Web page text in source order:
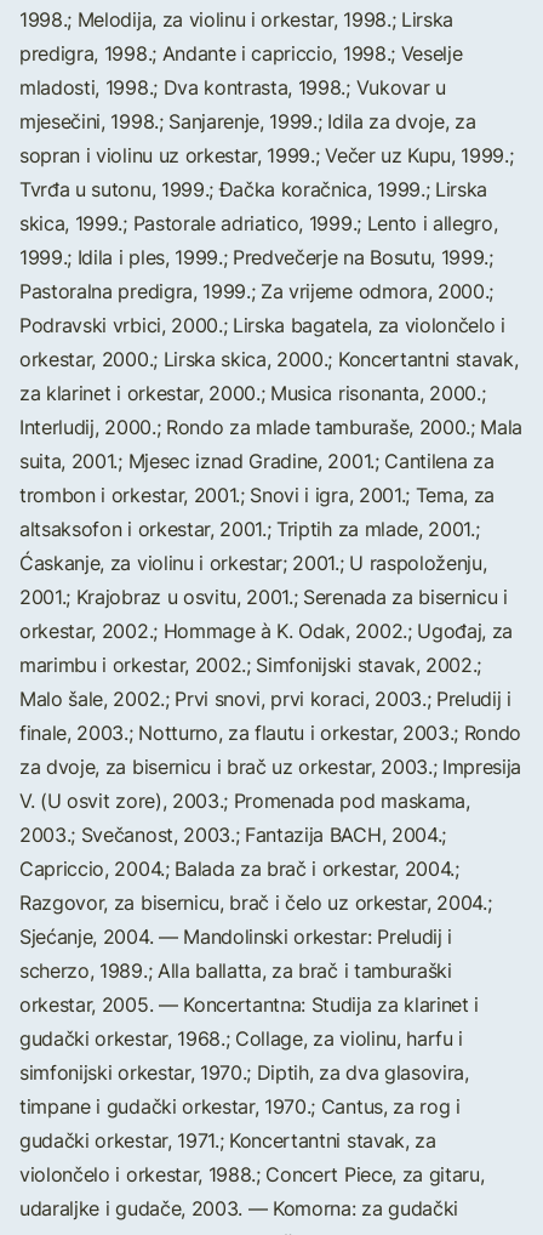
1998.; Melodija, za violinu i orkestar, 1998.; Lirska
predigra, 1998.; Andante i capriccio, 1998.; Veselje
mladosti, 1998.; Dva kontrasta, 1998.; Vukovar u
mjesečini, 1998.; Sanjarenje, 1999.; Idila za dvoje, za
sopran i violinu uz orkestar, 1999.; Večer uz Kupu, 1999.;
Tvrđa u sutonu, 1999.; Đačka koračnica, 1999.; Lirska
skica, 1999.; Pastorale adriatico, 1999.; Lento i allegro,
1999.; Idila i ples, 1999.; Predvečerje na Bosutu, 1999.;
Pastoralna predigra, 1999.; Za vrijeme odmora, 2000.;
Podravski vrbici, 2000.; Lirska bagatela, za violončelo i
orkestar, 2000.; Lirska skica, 2000.; Koncertantni stavak,
za klarinet i orkestar, 2000.; Musica risonanta, 2000.;
Interludij, 2000.; Rondo za mlade tamburaše, 2000.; Mala
suita, 2001.; Mjesec iznad Gradine, 2001.; Cantilena za
trombon i orkestar, 2001.; Snovi i igra, 2001.; Tema, za
altsaksofon i orkestar, 2001.; Triptih za mlade, 2001.;
Ćaskanje, za violinu i orkestar; 2001.; U raspoloženju,
2001.; Krajobraz u osvitu, 2001.; Serenada za bisernicu i
orkestar, 2002.; Hommage à K. Odak, 2002.; Ugođaj, za
marimbu i orkestar, 2002.; Simfonijski stavak, 2002.;
Malo šale, 2002.; Prvi snovi, prvi koraci, 2003.; Preludij i
finale, 2003.; Notturno, za flautu i orkestar, 2003.; Rondo
za dvoje, za bisernicu i brač uz orkestar, 2003.; Impresija
V. (U osvit zore), 2003.; Promenada pod maskama,
2003.; Svečanost, 2003.; Fantazija BACH, 2004.;
Capriccio, 2004.; Balada za brač i orkestar, 2004.;
Razgovor, za bisernicu, brač i čelo uz orkestar, 2004.;
Sjećanje, 2004. — Mandolinski orkestar: Preludij i
scherzo, 1989.; Alla ballatta, za brač i tamburaški
orkestar, 2005. — Koncertantna: Studija za klarinet i
gudački orkestar, 1968.; Collage, za violinu, harfu i
simfonijski orkestar, 1970.; Diptih, za dva glasovira,
timpane i gudački orkestar, 1970.; Cantus, za rog i
gudački orkestar, 1971.; Koncertantni stavak, za
violončelo i orkestar, 1988.; Concert Piece, za gitaru,
udaraljke i gudače, 2003. — Komorna: za gudački